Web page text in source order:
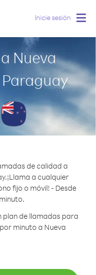
Inicie sesión
Nueva
de calidad a
¡Llama a cualquier
fijo o móvil! - Desde
de llamadas para
minuto a Nueva